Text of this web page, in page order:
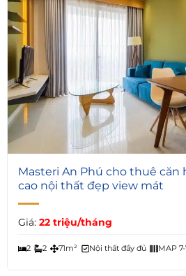
6
Masteri An Phú cho thuê căn
cao nội thất đẹp view mát
Giá: 22 triệu/tháng
2 2 71m² Nội thất đầy đủ MAP